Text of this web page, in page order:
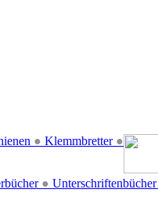
● Klemmbretter ●
● Unterschriftenbücher